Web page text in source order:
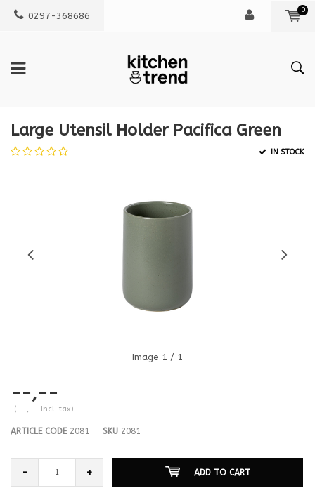
0297-368686
0
Large Utensil Holder Pacifica Green
IN STOCK
Image 1 / 1
--,--
(--,-- Incl. tax)
ARTICLE CODE2081 SKU 2081
- + ADD TO CART